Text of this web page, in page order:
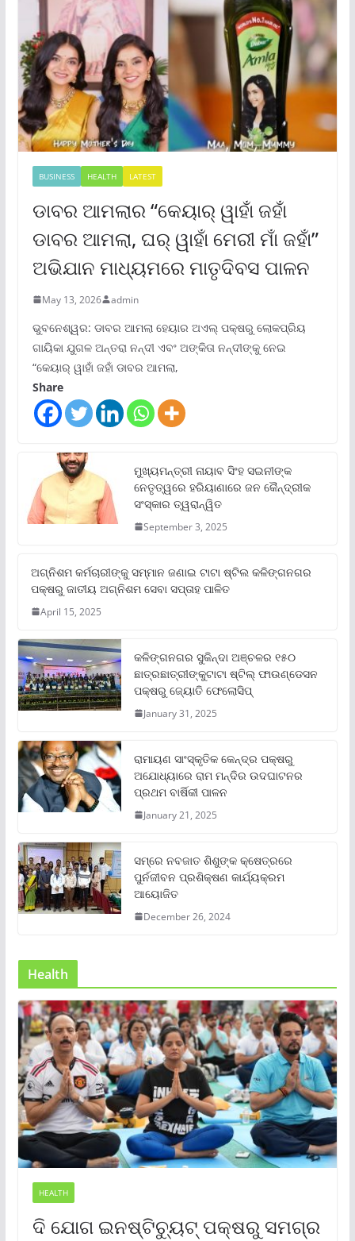
BUSINESS HEALTH LATEST
ଡାବର ଆମଲାର “କେୟାର୍ ୱାହାଁ ଜହାଁ
ଡାବର ଆମଲା, ଘର୍ ୱାହାଁ ମେରୀ ମାଁ ଜହାଁ”
ଅଭିଯାନ ମାଧ୍ୟମରେ ମାତୃଦିବସ ପାଳନ
May 13, 2026 admin
ଭୁବନେଶ୍ୱର: ଡାବର ଆମଲା ହେୟାର ଅଏଲ୍ ପକ୍ଷରୁ ଲୋକପ୍ରିୟ
ଗାୟିକା ଯୁଗଳ ଅନ୍ତରା ନନ୍ଦୀ ଏବଂ ଅଙ୍କିତା ନନ୍ଦୀଙ୍କୁ ନେଇ
“କେୟାର୍ ୱାହାଁ ଜହାଁ ଡାବର ଆମଲା,
Share
ମୁଖ୍ୟମନ୍ତ୍ରୀ ନାୟାବ ସିଂହ ସଇନୀଙ୍କ
ନେତୃତ୍ୱରେ ହରିୟାଣାରେ ଜନ କୈନ୍ଦ୍ରୀକ
ସଂସ୍କାର ତ୍ୱରାନ୍ୱିତ
September 3, 2025
ଅଗ୍ନିଶମ କର୍ମଚାରୀଙ୍କୁ ସମ୍ମାନ ଜଣାଇ ଟାଟା ଷ୍ଟିଲ କଳିଙ୍ଗନଗର
ପକ୍ଷରୁ ଜାତୀୟ ଅଗ୍ନିଶମ ସେବା ସପ୍ତାହ ପାଳିତ
April 15, 2025
କଳିଙ୍ଗନଗର ସୁକିନ୍ଦା ଅଞ୍ଚଳର ୧୫୦
ଛାତ୍ରଛାତ୍ରୀଙ୍କୁଟାଟା ଷ୍ଟିଲ୍ ଫାଉଣ୍ଡେସନ
ପକ୍ଷରୁ ଜ୍ୟୋତି ଫେଲୋସିପ୍‌
January 31, 2025
ରାମାୟଣ ସାଂସ୍କୃତିକ କେନ୍ଦ୍ର ପକ୍ଷରୁ
ଅଯୋଧ୍ୟାରେ ରାମ ମନ୍ଦିର ଉଦଘାଟନର
ପ୍ରଥମ ବାର୍ଷିକୀ ପାଳନ
January 21, 2025
ସମ୍‌ରେ ନବଜାତ ଶିଶୁଙ୍କ କ୍ଷେତ୍ରରେ
ପୁର୍ନଜୀବନ ପ୍ରଶିକ୍ଷଣ କାର୍ଯ୍ୟକ୍ରମ
ଆୟୋଜିତ
December 26, 2024
Health
HEALTH
ଦି ଯୋଗ ଇନଷ୍ଟିଚ୍ୟୁଟ୍ ପକ୍ଷରୁ ସମଗ୍ର